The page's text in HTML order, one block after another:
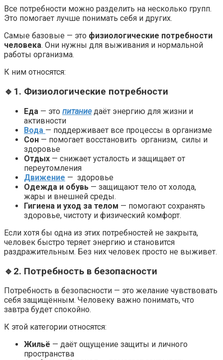
Все потребности можно разделить на несколько групп.
Это помогает лучше понимать себя и других.
Самые базовые — это физиологические потребности
человека. Они нужны для выживания и нормальной
работы организма.
К ним относятся:
🔹1. Физиологические потребности
Еда — это питаниедаёт энергию для жизни и
активности
Вода — поддерживает все процессы в организме
Сон — помогает восстановить организм, силы и
здоровье
Отдых — снижает усталость и защищает от
переутомления
Движение — здоровье
Одежда и обувь — защищают тело от холода,
жары и внешней среды.
Гигиена и уход за телом — помогают сохранять
здоровье, чистоту и физический комфорт.
Если хотя бы одна из этих потребностей не закрыта,
человек быстро теряет энергию и становится
раздражительным. Без них человек просто не выживет.
🔹2. Потребность в безопасности
Потребность в безопасности — это желание чувствовать
себя защищённым. Человеку важно понимать, что
завтра будет спокойно.
К этой категории относятся:
Жильё — даёт ощущение защиты и личного
пространства